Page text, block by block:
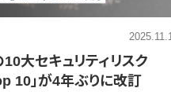
大セキュリティリスク
10」が4年ぶりに改訂